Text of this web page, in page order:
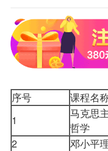
序号 课程名
1
马克思
哲学
2
邓小平